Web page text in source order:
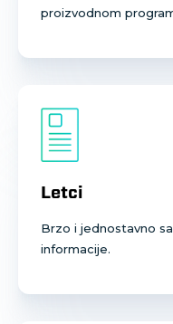
proizvodnom
Letci
Brzo i jednostavno
informacije.